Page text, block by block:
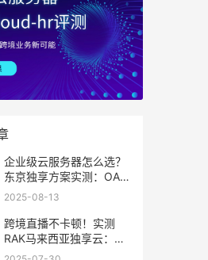
企业级云服务器怎么选？
东京独享方案实测：OA系
统响应提速40%，成本降
2025-08-13
跨境直播不卡顿！实测
RAK马来西亚独享云：
1080P推流稳定，首月6